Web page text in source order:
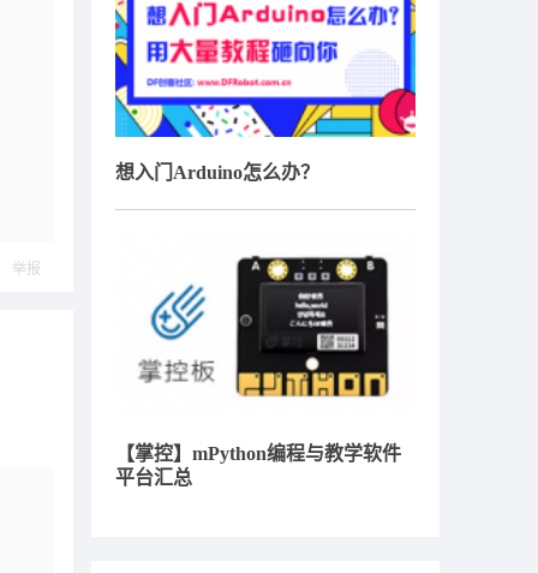
举报
想入门Arduino怎么办？
【掌控】mPython编程与教学软件
平台汇总